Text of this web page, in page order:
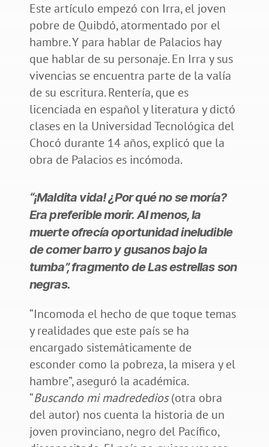
Este artículo empezó con Irra, el joven
pobre de Quibdó, atormentado por el
hambre. Y para hablar de Palacios hay
que hablar de su personaje. En Irra y sus
vivencias se encuentra parte de la valía
de su escritura. Rentería, que es
licenciada en español y literatura y dictó
clases en la Universidad Tecnológica del
Chocó durante 14 años, explicó que la
obra de Palacios es incómoda.
“¡Maldita vida! ¿Por qué no se moría?
Era preferible morir. Al menos, la
muerte ofrecía oportunidad ineludible
de comer barro y gusanos bajo la
tumba”, fragmento de Las estrellas son
negras.
“Incomoda el hecho de que toque temas
y realidades que este país se ha
encargado sistemáticamente de
esconder como la pobreza, la misera y el
hambre”, aseguró la académica.
“Buscando mi madrededios(otra obra
del autor) nos cuenta la historia de un
joven provinciano, negro del Pacífico,